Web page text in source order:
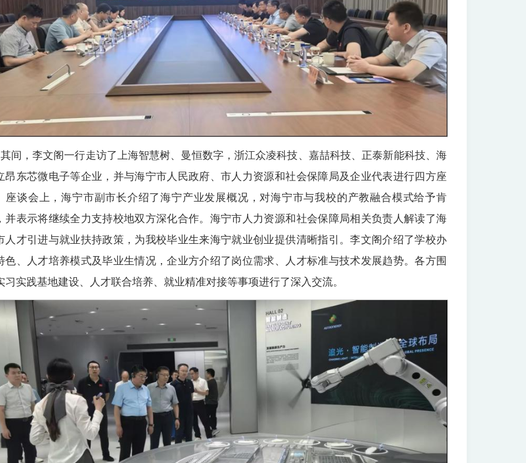
其间，李文阁一行走访了上海智慧树、曼恒数字，浙江众凌科技、嘉喆科技、正泰新能科技、海
昂东芯微电子等企业，并与海宁市人民政府、市人力资源和社会保障局及企业代表进行四方座
座谈会上，海宁市副市长介绍了海宁产业发展概况，对海宁市与我校的产教融合模式给予肯
并表示将继续全力支持校地双方深化合作。海宁市人力资源和社会保障局相关负责人解读了海
人才引进与就业扶持政策，为我校毕业生来海宁就业创业提供清晰指引。李文阁介绍了学校办
色、人才培养模式及毕业生情况，企业方介绍了岗位需求、人才标准与技术发展趋势。各方围
习实践基地建设、人才联合培养、就业精准对接等事项进行了深入交流。